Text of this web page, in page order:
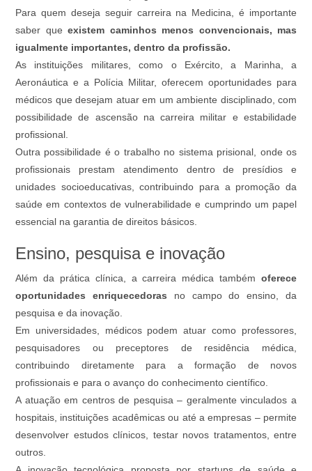
Para quem deseja seguir carreira na Medicina, é importante
saber que existem caminhos menos convencionais, mas
igualmente importantes, dentro da profissão.
As instituições militares, como o Exército, a Marinha, a
Aeronáutica e a Polícia Militar, oferecem oportunidades para
médicos que desejam atuar em um ambiente disciplinado, com
possibilidade de ascensão na carreira militar e estabilidade
profissional.
Outra possibilidade é o trabalho no sistema prisional, onde os
profissionais prestam atendimento dentro de presídios e
unidades socioeducativas, contribuindo para a promoção da
saúde em contextos de vulnerabilidade e cumprindo um papel
essencial na garantia de direitos básicos.
Ensino, pesquisa e inovação
Além da prática clínica, a carreira médica também oferece
oportunidades enriquecedoras no campo do ensino, da
pesquisa e da inovação.
Em universidades, médicos podem atuar como professores,
pesquisadores ou preceptores de residência médica,
contribuindo diretamente para a formação de novos
profissionais e para o avanço do conhecimento científico.
A atuação em centros de pesquisa – geralmente vinculados a
hospitais, instituições acadêmicas ou até a empresas – permite
desenvolver estudos clínicos, testar novos tratamentos, entre
outros.